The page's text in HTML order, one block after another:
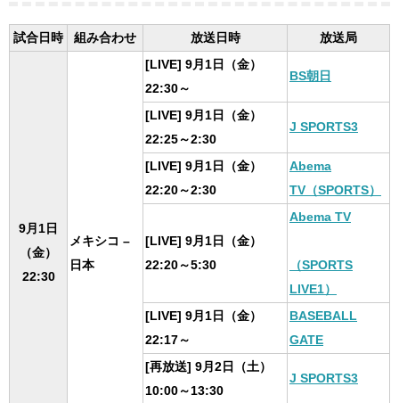
試合日時 組み合わせ 放送日時 放送局
9月1日
（金）
22:30
メキシコ –
日本
[LIVE] 9月1日（金）
22:30～
BS朝日
[LIVE] 9月1日（金）
22:25～2:30
J SPORTS3
[LIVE] 9月1日（金）
22:20～2:30
Abema
TV（SPORTS）
[LIVE] 9月1日（金）
22:20～5:30
Abema TV
（SPORTS
LIVE1）
[LIVE] 9月1日（金）
22:17～
BASEBALL
GATE
[再放送] 9月2日（土）
10:00～13:30
J SPORTS3